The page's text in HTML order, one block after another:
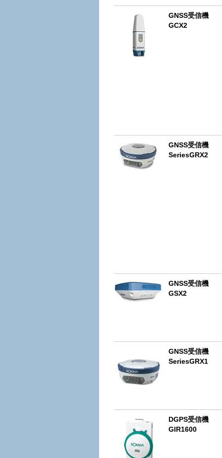
GNSS受信機
GCX2
GNSS受信機
SeriesGRX2
GNSS受信機
GSX2
GNSS受信機
SeriesGRX1
DGPS受信機
GIR1600